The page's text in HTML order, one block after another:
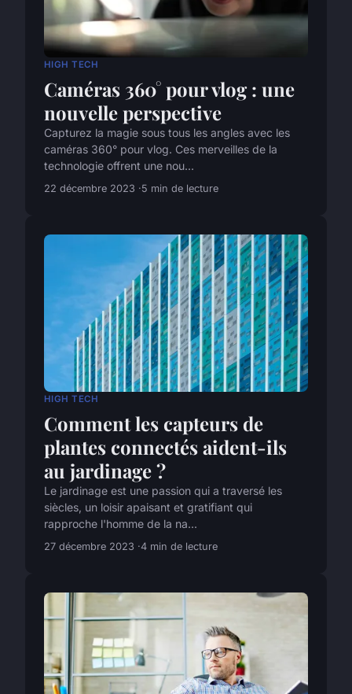
HIGH TECH
Caméras 360° pour vlog : une
nouvelle perspective
Capturez la magie sous tous les angles avec les
caméras 360° pour vlog. Ces merveilles de la
technologie offrent une nou...
22 décembre 2023 5 min de lecture
HIGH TECH
Comment les capteurs de
plantes connectés aident-ils
au jardinage ?
Le jardinage est une passion qui a traversé les
siècles, un loisir apaisant et gratifiant qui
rapproche l'homme de la na...
27 décembre 2023 4 min de lecture